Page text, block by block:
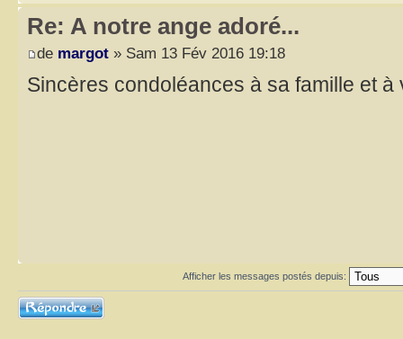
Re: A notre ange adoré...
de margot » Sam 13 Fév 2016 19:18
Sincères condoléances à sa famille et
Afficher les messages postés depuis:
Répondre